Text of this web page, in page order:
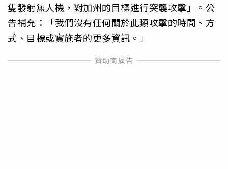
隻發射無人機，對加州的目標進行突襲攻擊」。公
告補充：「我們沒有任何關於此類攻擊的時間、方
式、目標或實施者的更多資訊。」